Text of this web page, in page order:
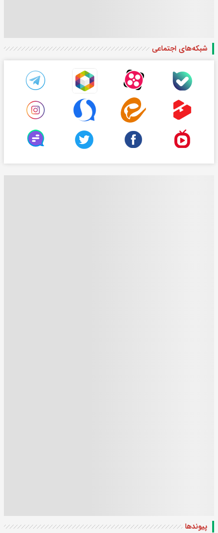
شبکه‌های اجتماعی
پیوندها